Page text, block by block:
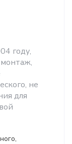
году,
не
для